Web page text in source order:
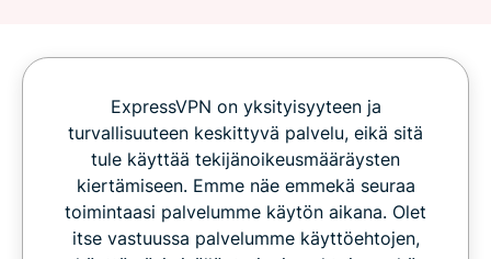
ExpressVPN on yksityisyyteen ja
turvallisuuteen keskittyvä palvelu, eikä sitä
tule käyttää tekijänoikeusmääräysten
kiertämiseen. Emme näe emmekä seuraa
toimintaasi palvelumme käytön aikana. Olet
itse vastuussa palvelumme käyttöehtojen,